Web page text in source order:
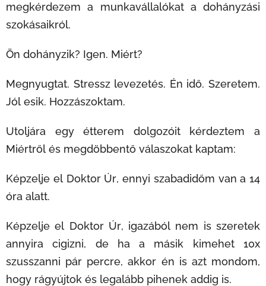
megkérdezem a munkavállalókat a dohányzási
szokásaikról.
Ön dohányzik? Igen. Miért?
Megnyugtat. Stressz levezetés. Én idő. Szeretem.
Jól esik. Hozzászoktam.
Utoljára egy étterem dolgozóit kérdeztem a
Miértről és megdöbbentő válaszokat kaptam:
Képzelje el Doktor Úr, ennyi szabadidőm van a 14
óra alatt.
Képzelje el Doktor Úr, igazából nem is szeretek
annyira cigizni, de ha a másik kimehet 10x
szusszanni pár percre, akkor én is azt mondom,
hogy rágyújtok és legalább pihenek addig is.